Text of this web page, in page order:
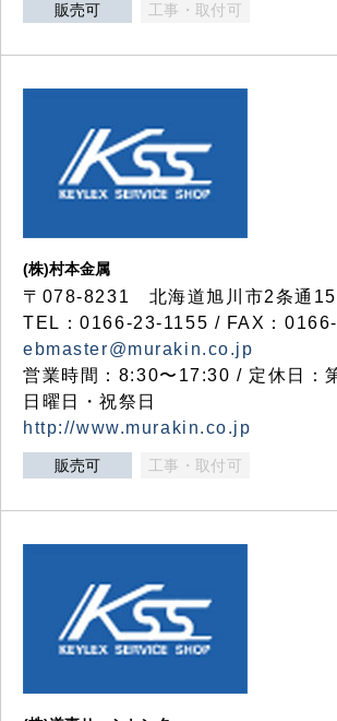
販売可 工事・取付可
(株)村本金属
〒078-8231 北海道旭川市2条通15
TEL：0166-23-1155 / FAX：
ebmaster@murakin.co.jp
営業時間：8:30〜17:30 / 定休日：
日曜日・祝祭日
http://www.murakin.co.jp
販売可 工事・取付可